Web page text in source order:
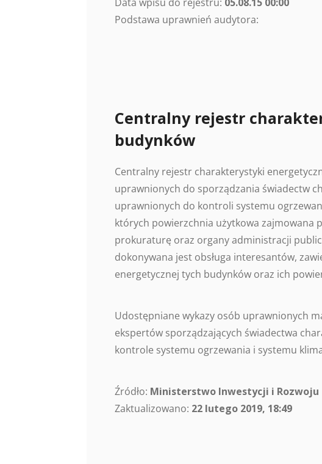
Podstawa uprawnień audytora:
Centralny rejestr
budynków
Centralny rejestr charakterystyki
uprawnionych do sporządzania świadectw
uprawnionych do kontroli systemu
których powierzchnia użytkowa zajmowana
prokuraturę oraz organy administracji
dokonywana jest obsługa interesantów,
energetycznej tych budynków oraz ich
Udostępniane wykazy osób uprawnionych
ekspertów sporządzających świadectwa
kontrole systemu ogrzewania i systemu
Źródło: Ministerstwo Inwestycji i Rozwoju
Zaktualizowano: 22 lutego 2019, 18:49